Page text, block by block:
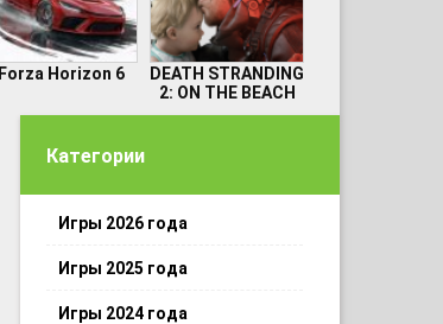
Forza Horizon 6
DEATH STRANDING
2: ON THE BEACH
Категории
Игры 2026 года
Игры 2025 года
Игры 2024 года